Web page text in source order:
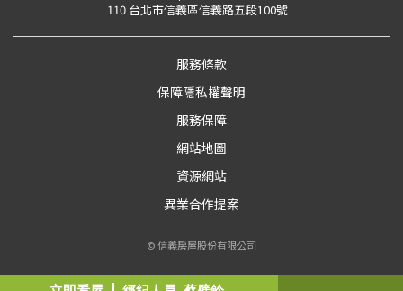
110 台北市信義區信義路五段100號
服務條款
保障隱私權聲明
服務保障
網站地圖
資源網站
異業合作提案
© 信義房屋股份有限公司